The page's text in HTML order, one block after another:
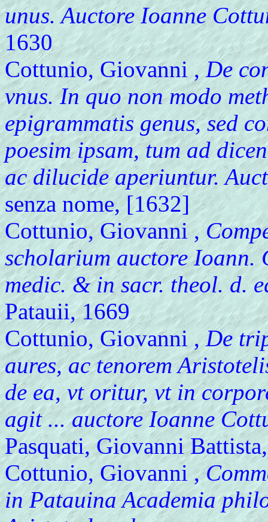
unus. Auctore Ioanne
1630
Cottunio, Giovanni ,De
vnus. In quo non modo
epigrammatis genus, sed
poesim ipsam, tum ad
ac dilucide aperiuntur.
senza nome, [1632]
Cottunio, Giovanni ,
scholarium auctore Ioann.
medic. & in sacr. theol. d.
Patauii, 1669
Cottunio, Giovanni ,De
aures, ac tenorem
de ea, vt oritur, vt in
agit ... auctore Ioanne
Pasquati, Giovanni
Cottunio, Giovanni ,
in Patauina Academia